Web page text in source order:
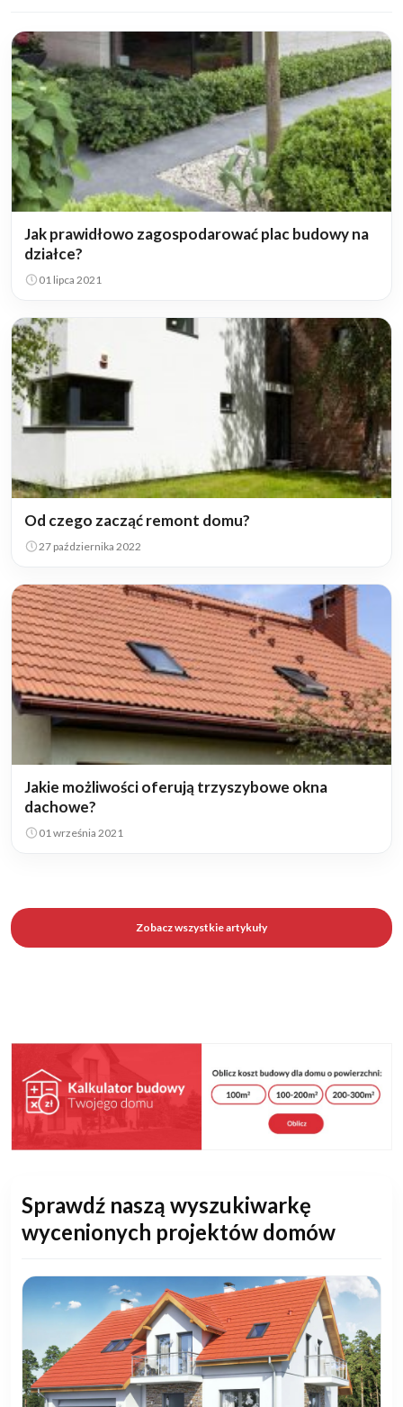
Jak prawidłowo zagospodarować plac budowy na
działce?
01 lipca 2021
Od czego zacząć remont domu?
27 października 2022
Jakie możliwości oferują trzyszybowe okna
dachowe?
01 września 2021
Zobacz wszystkie artykuły
Sprawdź naszą wyszukiwarkę
wycenionych projektów domów